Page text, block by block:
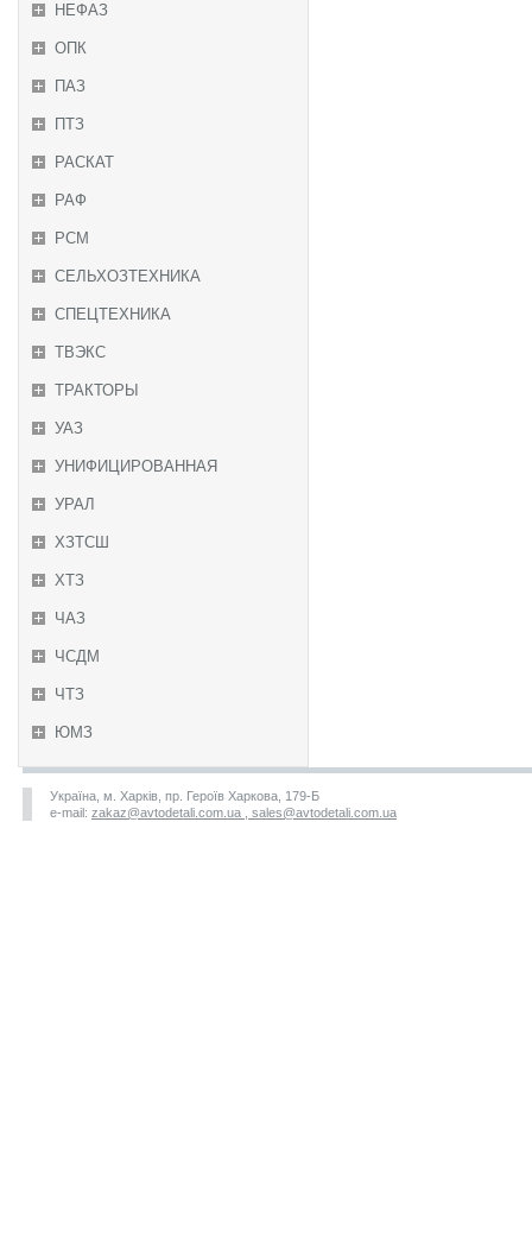
НЕФАЗ
ОПК
ПАЗ
ПТЗ
РАСКАТ
РАФ
РСМ
СЕЛЬХОЗТЕХНИКА
СПЕЦТЕХНИКА
ТВЭКС
ТРАКТОРЫ
УАЗ
УНИФИЦИРОВАННАЯ
УРАЛ
ХЗТСШ
ХТЗ
ЧАЗ
ЧСДМ
ЧТЗ
ЮМЗ
Україна, м. Харків, пр. Героїв Харкова, 179-Б
e-mail: zakaz@avtodetali.com.ua , sales@avtodetali.com.ua